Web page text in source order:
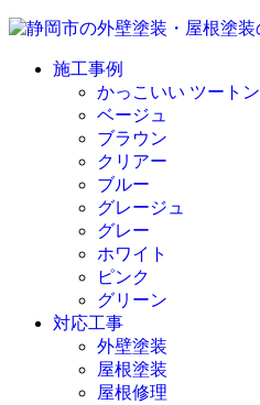
施工事例
かっこいい ツートン
ベージュ
ブラウン
クリアー
ブルー
グレージュ
グレー
ホワイト
ピンク
グリーン
対応工事
外壁塗装
屋根塗装
屋根修理